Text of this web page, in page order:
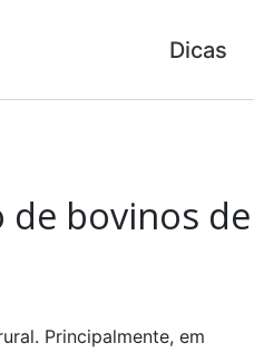
Dicas
bovinos de
Principalmente, em